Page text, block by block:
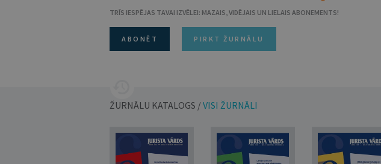
TRĪS IESPĒJAS TAVAI IZVĒLEI: MAZAIS, VIDĒJAIS UN LIELAIS ABONEMENTS!
ABONĒT PIRKT ŽURNĀLU
ŽURNĀLU KATALOGS / VISI ŽURNĀLI